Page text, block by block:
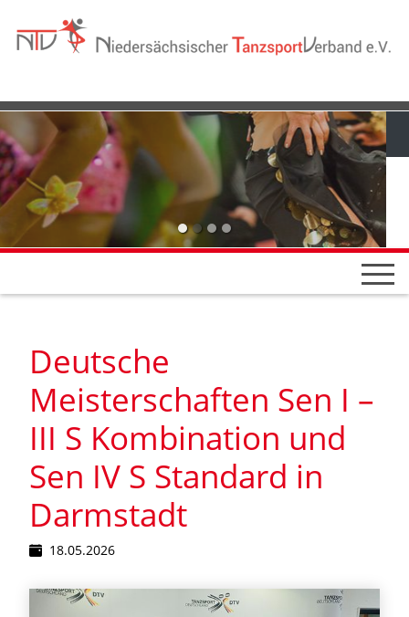
Deutsche
Meisterschaften Sen I –
III S Kombination und
Sen IV S Standard in
Darmstadt
18.05.2026